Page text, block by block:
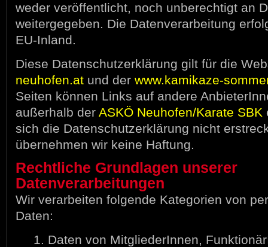
weder veröffentlicht, noch unberechtigt an
weitergegeben. Die Datenverarbeitung
EU-Inland.
Diese Datenschutzerklärung gilt für die
neuhofen.at und der www.kamikaze-
Seiten können Links auf andere
außerhalb der ASKÖ Neuhofen/Karate SBK
sich die Datenschutzerklärung nicht
übernehmen wir keine Haftung.
Rechtliche Grundlagen unserer
Datenverarbeitungen
Wir verarbeiten folgende Kategorien von
Daten:
1. Daten von MitgliederInnen,